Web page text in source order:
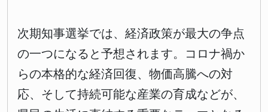
次期知事選挙では、経済政策が最大の争点
の一つになると予想されます。コロナ禍か
らの本格的な経済回復、物価高騰への対
応、そして持続可能な産業の育成などが、